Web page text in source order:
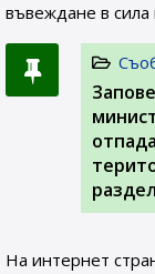
въвеждане в
На интернет